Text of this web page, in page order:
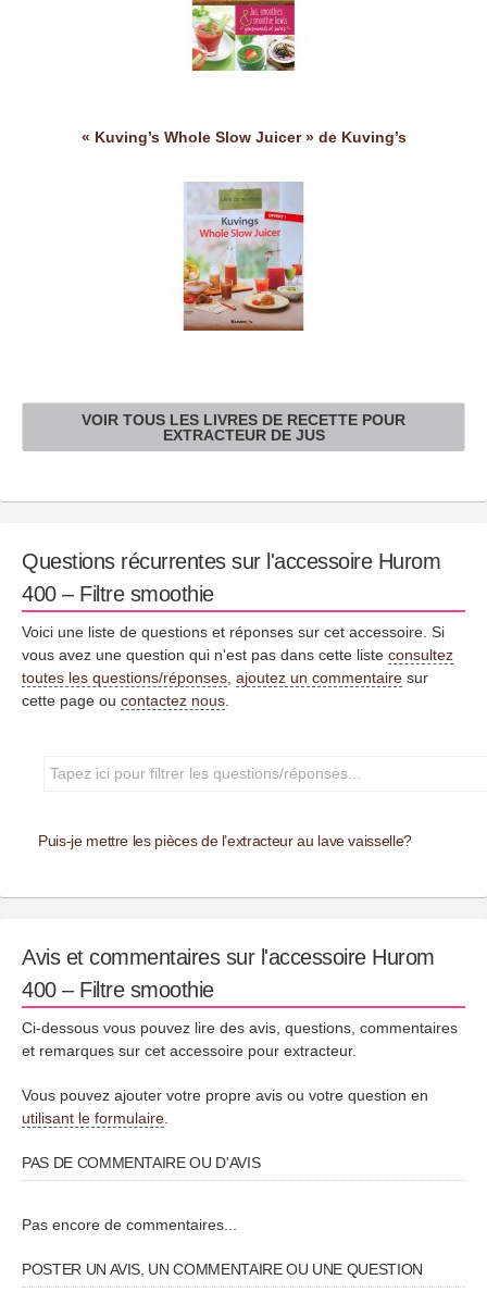
« Kuving’s Whole Slow Juicer » de Kuving’s
VOIR TOUS LES LIVRES DE RECETTE POUR
EXTRACTEUR DE JUS
Questions récurrentes sur l'accessoire Hurom
400 – Filtre smoothie
Voici une liste de questions et réponses sur cet accessoire. Si
vous avez une question qui n'est pas dans cette liste consultez
toutes les questions/réponses ajoutez un commentaire sur
cette page ou contactez nous
Puis-je mettre les pièces de l’extracteur au lave vaisselle?
Avis et commentaires sur l'accessoire Hurom
400 – Filtre smoothie
Ci-dessous vous pouvez lire des avis, questions, commentaires
et remarques sur cet accessoire pour extracteur.
Vous pouvez ajouter votre propre avis ou votre question en
utilisant le formulaire
PAS DE COMMENTAIRE OU D'AVIS
Pas encore de commentaires...
POSTER UN AVIS, UN COMMENTAIRE OU UNE QUESTION